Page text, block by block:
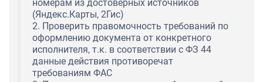
номерам из достоверных источников
(Яндекс.Карты, 2Гис)
2. Проверить правомочность требований по
оформлению документа от конкретного
исполнителя, т.к. в соответствии с ФЗ 44
данные действия противоречат
требованиям ФАС